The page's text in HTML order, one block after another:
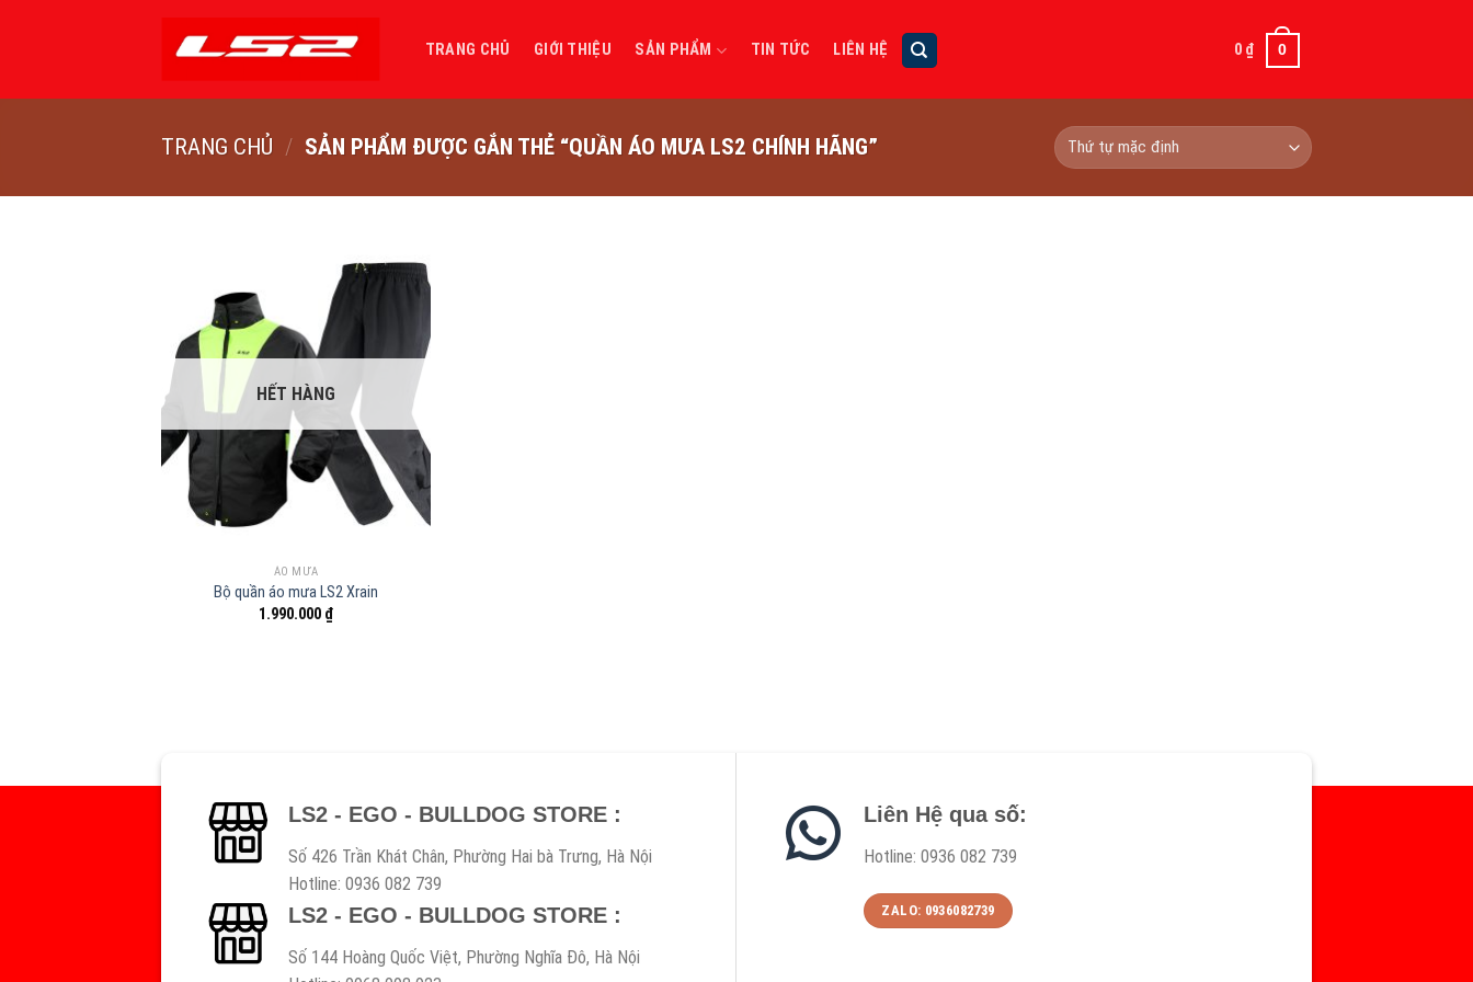
dung
TRANG CHỦ GIỚI THIỆU SẢN PHẨM TIN TỨC LIÊN HỆ 0 ₫ 0
TRANG CHỦ / SẢN PHẨM ĐƯỢC GẮN THẺ “QUẦN ÁO MƯA LS2 CHÍNH HÃNG”
HẾT HÀNG
ÁO MƯA
Bộ quần áo mưa LS2 Xrain
1.990.000 ₫
LS2 - EGO - BULLDOG STORE :
Số 426 Trần Khát Chân, Phường Hai bà Trưng, Hà Nội
Hotline: 0936 082 739
LS2 - EGO - BULLDOG STORE :
Số 144 Hoàng Quốc Việt, Phường Nghĩa Đô, Hà Nội
Liên Hệ qua số:
Hotline: 0936 082 739
ZALO: 0936082739